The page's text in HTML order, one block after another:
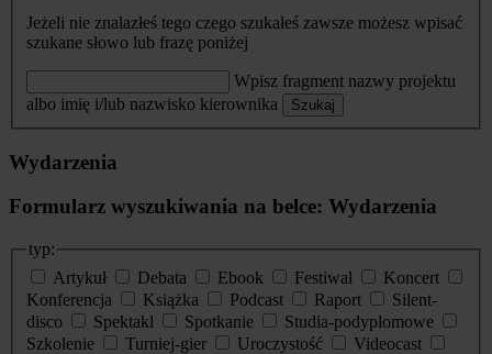
Jeżeli nie znalazłeś tego czego szukałeś zawsze możesz wpisać
szukane słowo lub frazę poniżej
Wpisz fragment nazwy projektu
albo imię i/lub nazwisko kierownika
Szukaj
Wydarzenia
Formularz wyszukiwania na belce: Wydarzenia
typ:
Artykuł
Debata Ebook Festiwal
Koncert
Konferencja
Książka Podcast Raport
Silent-
disco
Spektakl Spotkanie
Studia-podyplomowe
Szkolenie
Turniej-gier Uroczystość
Videocast